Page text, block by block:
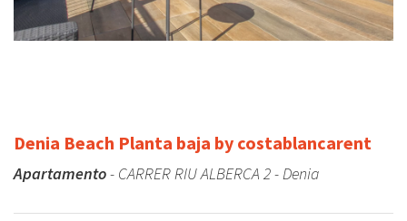
Denia Beach Planta baja by costablancarent
Apartamento- CARRER RIU ALBERCA 2 - Denia